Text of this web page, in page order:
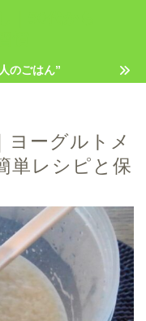
のごはん”
ヨーグルトメ
単レシピと保